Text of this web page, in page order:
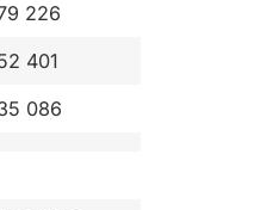
226
401
086